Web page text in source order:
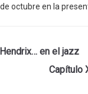
octubre en la
en el jazz
Capítulo